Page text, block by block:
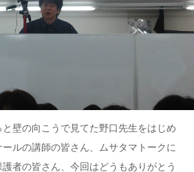
壁の向こうで見てた野口先生をはじめ
ルの講師の皆さん、ムサタマトークに
者の皆さん、今回はどうもありがとう